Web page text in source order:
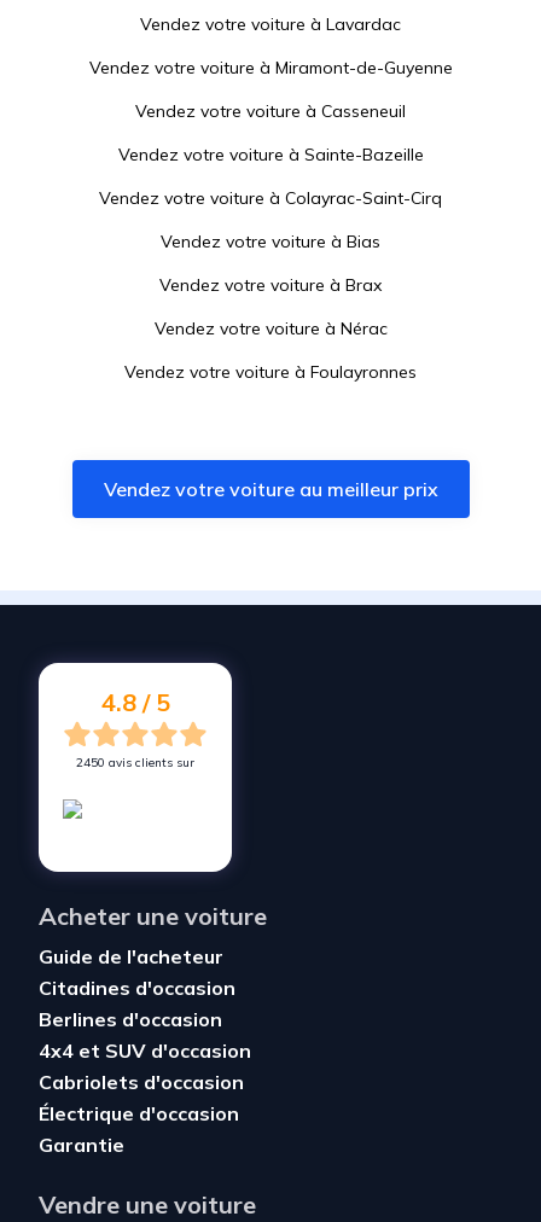
Vendez votre voiture à Lavardac
Vendez votre voiture à Miramont-de-Guyenne
Vendez votre voiture à Casseneuil
Vendez votre voiture à Sainte-Bazeille
Vendez votre voiture à Colayrac-Saint-Cirq
Vendez votre voiture à Bias
Vendez votre voiture à Brax
Vendez votre voiture à Nérac
Vendez votre voiture à Foulayronnes
Vendez votre voiture àRoquefort
Vendez votre voiture àLe Passage
Vendez votre voiture à
Vendez votre voiture au meilleur prix
4.8 / 5
2450 avis clients sur
Acheter une voiture
Guide de l'acheteur
Citadines d'occasion
Berlines d'occasion
4x4 et SUV d'occasion
Cabriolets d'occasion
Électrique d'occasion
Garantie
Vendre une voiture